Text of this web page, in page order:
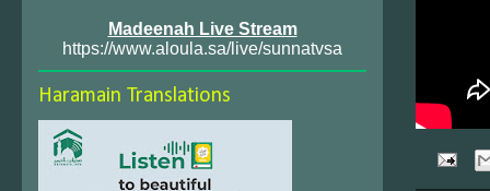
Madeenah Live Stream
https://www.aloula.sa/live/sunnatvsa
Haramain Translations